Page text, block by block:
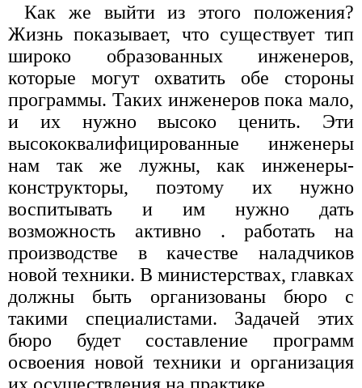
Как же выйти из этого положения?
Жизнь показывает, что существует тип
широко образованных инженеров,
которые могут охватить обе стороны
программы. Таких инженеров пока мало,
и их нужно высоко ценить. Эти
высококвалифицированные инженеры
нам так же лужны, как инженеры-
конструкторы, поэтому их нужно
воспитывать и им нужно дать
возможность активно . работать на
производстве в качестве наладчиков
новой техники. В министерствах, главках
должны быть организованы бюро с
такими специалистами. Задачей этих
бюро будет составление программ
освоения новой техники и организация
их осуществления на практике.